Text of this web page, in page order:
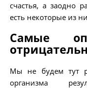
счастья, а заодно
есть некоторые из
Самые
Мы не будем тут
организма